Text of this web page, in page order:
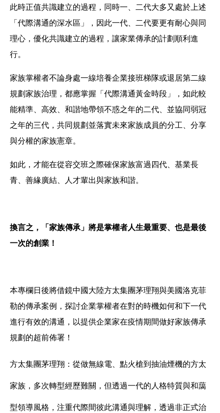
此時正值共識建立的過程，同時一、二代大多又處於上述
「代際溝通的深水區」，因此一代、二代要更有耐心與同
理心，優化共識建立的過程，讓家業傳承的計劃順利進
行。
家族掌權者不論身處一線培養企業接班梯隊或退居第二線
規劃家族治理，都應掌握「代際溝通黃金時段」，如此較
能精準、高效、和諧地帶領不惑之年的二代、並協同弱冠
之年的三代，共同規劃並落實未來家族成員的分工、分享
與分權的家族憲章。
如此，才能在從容交班之際確保家族富過四代、基業長
青、善緣廣結、人才輩出與家族和諧。
換言之，「家族傳承」將是掌權者人生最重要、也是最後
一次的創業！
本專欄日後將借鏡中國大陸方太集團茅理翔與美國洛克菲
勒的傳承案例，探討企業掌權者在對的時機如何和下一代
進行有效的溝通，以提供企業家在疫情期間做好家族傳承
規劃的超前佈署！
方太集團茅理翔：從做無線電、點火槍到抽油煙機的方太
家族，多次轉型經歷難關，但透過一代的人格特質與和藹
型領導風格，注重代際間彼此溝通與理解，透過非正式治